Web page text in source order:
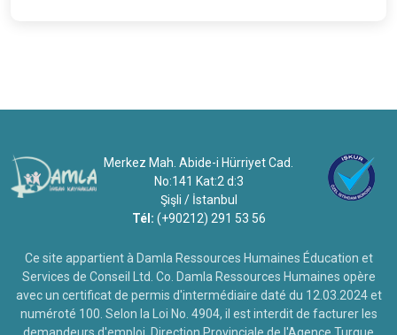
Merkez Mah. Abide-i Hürriyet Cad.
No:141 Kat:2 d:3
Şişli / İstanbul
Tél: (+90212) 291 53 56
Ce site appartient à Damla Ressources Humaines Éducation et
Services de Conseil Ltd. Co. Damla Ressources Humaines opère
avec un certificat de permis d'intermédiaire daté du 12.03.2024 et
numéroté 100. Selon la Loi No. 4904, il est interdit de facturer les